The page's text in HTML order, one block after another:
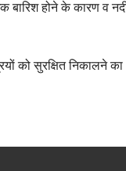
बारिश होने के कारण व
को सुरक्षित निकालने का